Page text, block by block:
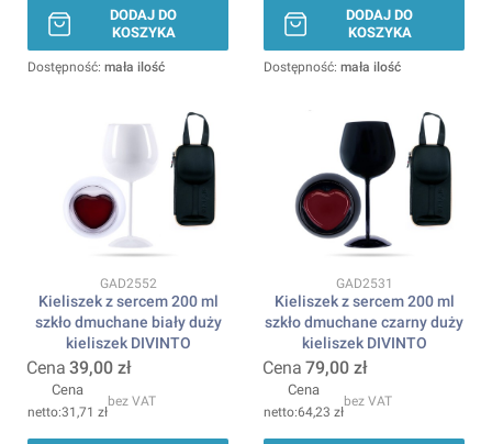
DODAJ DO
KOSZYKA
Dostępność: mała ilość
DODAJ DO
KOSZYKA
Dostępność: mała ilość
Kod produktu
GAD2552
Kieliszek z sercem 200 ml
szkło dmuchane biały duży
kieliszek DIVINTO
Cena 39,00 zł
Cena
31,71 zł
bez VAT
Kod produktu
GAD2531
Kieliszek z sercem 200 ml
szkło dmuchane czarny duży
kieliszek DIVINTO
Cena 79,00 zł
Cena
64,23 zł
bez VAT